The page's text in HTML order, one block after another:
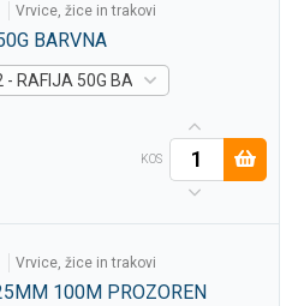
vrvice, žice in trakovi
BARVNA
RAFIJA 50G BARVNA RDEČA -
KOS
vrvice, žice in trakovi
100M PROZOREN